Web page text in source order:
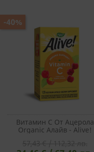
Витамин С От Ацерола
Organic Алайв - Alive!
-40%